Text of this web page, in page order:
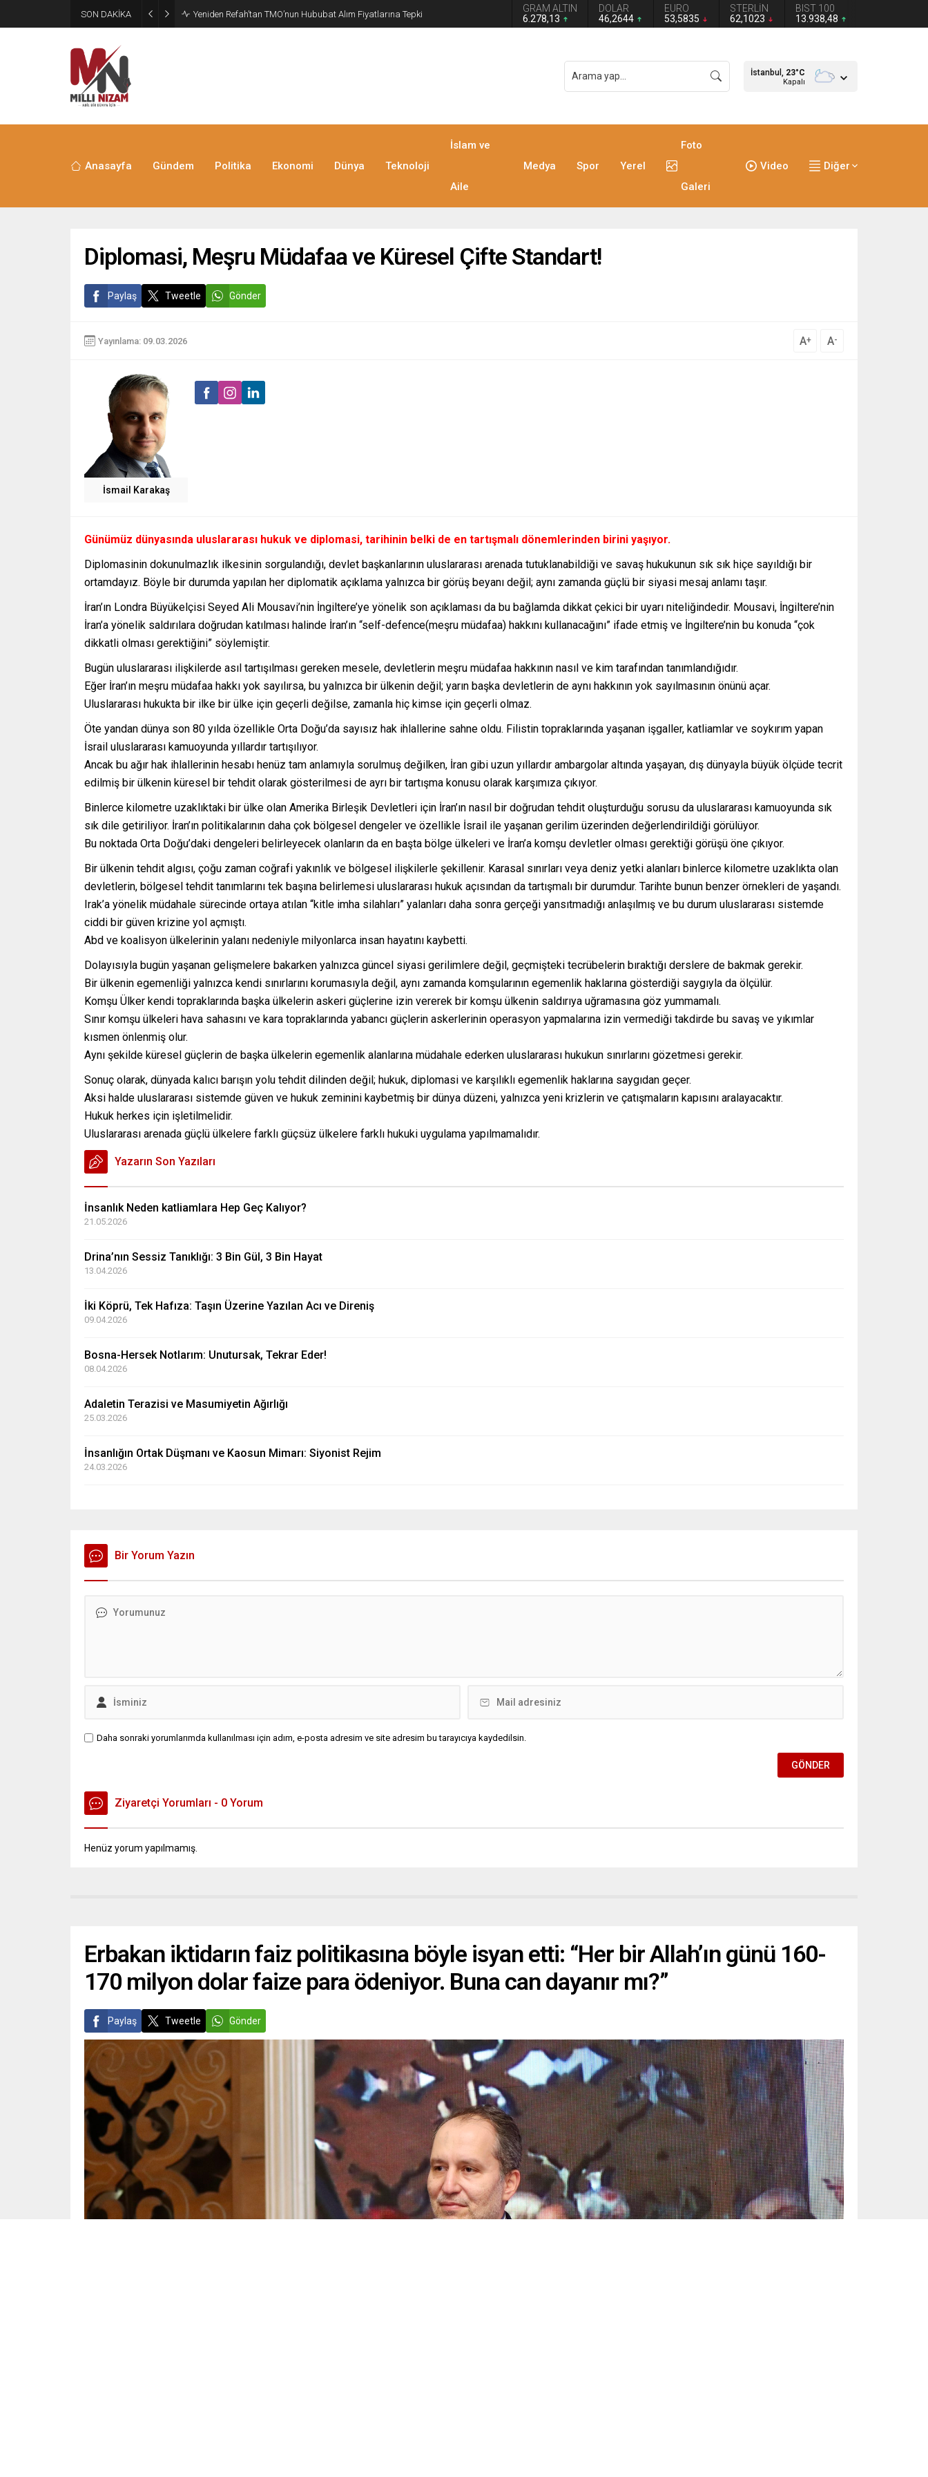
SON DAKİKA CHP’de Günaydın ve Başarır’ın grup başkanvekilliği düştü
GRAM ALTIN
6.278,13
DOLAR
46,2644
EURO
53,5835
STERLİN
62,1023
BIST 100
13.938,48
İstanbul, 23°C
Kapalı
Anasayfa Gündem Politika Ekonomi Dünya Teknoloji
İslam ve
Aile
Medya Spor Yerel
Foto
Galeri
Video Diğer
Diplomasi, Meşru Müdafaa ve Küresel Çifte Standart!
Paylaş Tweetle Gönder
Yayınlama: 09.03.2026 A+ A-
İsmail Karakaş
Günümüz dünyasında uluslararası hukuk ve diplomasi, tarihinin belki de en tartışmalı dönemlerinden birini yaşıyor.
Diplomasinin dokunulmazlık ilkesinin sorgulandığı, devlet başkanlarının uluslararası arenada tutuklanabildiği ve savaş hukukunun sık sık hiçe sayıldığı bir
ortamdayız. Böyle bir durumda yapılan her diplomatik açıklama yalnızca bir görüş beyanı değil; aynı zamanda güçlü bir siyasi mesaj anlamı taşır.
İran’ın Londra Büyükelçisi Seyed Ali Mousavi’nin İngiltere’ye yönelik son açıklaması da bu bağlamda dikkat çekici bir uyarı niteliğindedir. Mousavi, İngiltere’nin
İran’a yönelik saldırılara doğrudan katılması halinde İran’ın “self-defence(meşru müdafaa) hakkını kullanacağını” ifade etmiş ve İngiltere’nin bu konuda “çok
dikkatli olması gerektiğini” söylemiştir.
Bugün uluslararası ilişkilerde asıl tartışılması gereken mesele, devletlerin meşru müdafaa hakkının nasıl ve kim tarafından tanımlandığıdır.
Eğer İran’ın meşru müdafaa hakkı yok sayılırsa, bu yalnızca bir ülkenin değil; yarın başka devletlerin de aynı hakkının yok sayılmasının önünü açar.
Uluslararası hukukta bir ilke bir ülke için geçerli değilse, zamanla hiç kimse için geçerli olmaz.
Öte yandan dünya son 80 yılda özellikle Orta Doğu’da sayısız hak ihlallerine sahne oldu. Filistin topraklarında yaşanan işgaller, katliamlar ve soykırım yapan
İsrail uluslararası kamuoyunda yıllardır tartışılıyor.
Ancak bu ağır hak ihlallerinin hesabı henüz tam anlamıyla sorulmuş değilken, İran gibi uzun yıllardır ambargolar altında yaşayan, dış dünyayla büyük ölçüde tecrit
edilmiş bir ülkenin küresel bir tehdit olarak gösterilmesi de ayrı bir tartışma konusu olarak karşımıza çıkıyor.
Binlerce kilometre uzaklıktaki bir ülke olan Amerika Birleşik Devletleri için İran’ın nasıl bir doğrudan tehdit oluşturduğu sorusu da uluslararası kamuoyunda sık
sık dile getiriliyor. İran’ın politikalarının daha çok bölgesel dengeler ve özellikle İsrail ile yaşanan gerilim üzerinden değerlendirildiği görülüyor.
Bu noktada Orta Doğu’daki dengeleri belirleyecek olanların da en başta bölge ülkeleri ve İran’a komşu devletler olması gerektiği görüşü öne çıkıyor.
Bir ülkenin tehdit algısı, çoğu zaman coğrafi yakınlık ve bölgesel ilişkilerle şekillenir. Karasal sınırları veya deniz yetki alanları binlerce kilometre uzaklıkta olan
devletlerin, bölgesel tehdit tanımlarını tek başına belirlemesi uluslararası hukuk açısından da tartışmalı bir durumdur. Tarihte bunun benzer örnekleri de yaşandı.
Irak’a yönelik müdahale sürecinde ortaya atılan “kitle imha silahları” yalanları daha sonra gerçeği yansıtmadığı anlaşılmış ve bu durum uluslararası sistemde
ciddi bir güven krizine yol açmıştı.
Abd ve koalisyon ülkelerinin yalanı nedeniyle milyonlarca insan hayatını kaybetti.
Dolayısıyla bugün yaşanan gelişmelere bakarken yalnızca güncel siyasi gerilimlere değil, geçmişteki tecrübelerin bıraktığı derslere de bakmak gerekir.
Bir ülkenin egemenliği yalnızca kendi sınırlarını korumasıyla değil, aynı zamanda komşularının egemenlik haklarına gösterdiği saygıyla da ölçülür.
Komşu Ülker kendi topraklarında başka ülkelerin askeri güçlerine izin vererek bir komşu ülkenin saldırıya uğramasına göz yummamalı.
Sınır komşu ülkeleri hava sahasını ve kara topraklarında yabancı güçlerin askerlerinin operasyon yapmalarına izin vermediği takdirde bu savaş ve yıkımlar
kısmen önlenmiş olur.
Aynı şekilde küresel güçlerin de başka ülkelerin egemenlik alanlarına müdahale ederken uluslararası hukukun sınırlarını gözetmesi gerekir.
Sonuç olarak, dünyada kalıcı barışın yolu tehdit dilinden değil; hukuk, diplomasi ve karşılıklı egemenlik haklarına saygıdan geçer.
Aksi halde uluslararası sistemde güven ve hukuk zeminini kaybetmiş bir dünya düzeni, yalnızca yeni krizlerin ve çatışmaların kapısını aralayacaktır.
Hukuk herkes için işletilmelidir.
Uluslararası arenada güçlü ülkelere farklı güçsüz ülkelere farklı hukuki uygulama yapılmamalıdır.
Yazarın Son Yazıları
İnsanlık Neden katliamlara Hep Geç Kalıyor?
21.05.2026
Drina’nın Sessiz Tanıklığı: 3 Bin Gül, 3 Bin Hayat
13.04.2026
İki Köprü, Tek Hafıza: Taşın Üzerine Yazılan Acı ve Direniş
09.04.2026
Bosna-Hersek Notlarım: Unutursak, Tekrar Eder!
08.04.2026
Adaletin Terazisi ve Masumiyetin Ağırlığı
25.03.2026
İnsanlığın Ortak Düşmanı ve Kaosun Mimarı: Siyonist Rejim
24.03.2026
Bir Yorum Yazın
Daha sonraki yorumlarımda kullanılması için adım, e-posta adresim ve site adresim bu tarayıcıya kaydedilsin.
Ziyaretçi Yorumları - 0 Yorum
Henüz yorum yapılmamış.
Erbakan iktidarın faiz politikasına böyle isyan etti: “Her bir Allah’ın günü 160-
170 milyon dolar faize para ödeniyor. Buna can dayanır mı?”
Paylaş Tweetle Gönder